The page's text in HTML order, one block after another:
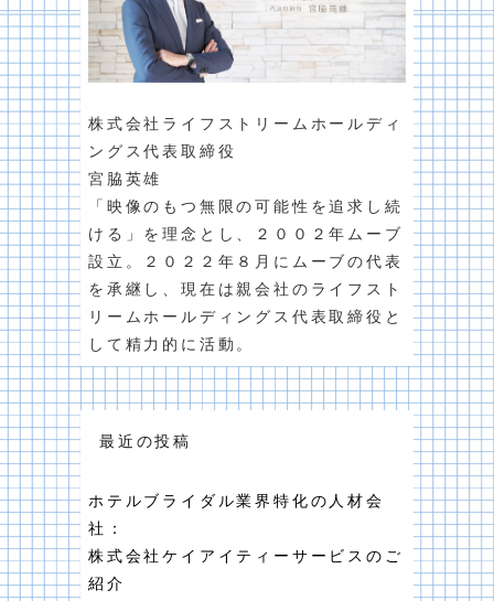
株式会社ライフストリームホールディ
ングス代表取締役
宮脇英雄
「映像のもつ無限の可能性を追求し続
ける」を理念とし、２００２年ムーブ
設立。２０２２年８月にムーブの代表
を承継し、現在は親会社のライフスト
リームホールディングス代表取締役と
して精力的に活動。
最近の投稿
ホテルブライダル業界特化の人材会
社：
株式会社ケイアイティーサービスのご
紹介